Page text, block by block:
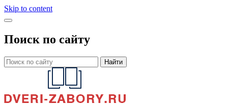
Skip to content
Поиск по сайту
Найти